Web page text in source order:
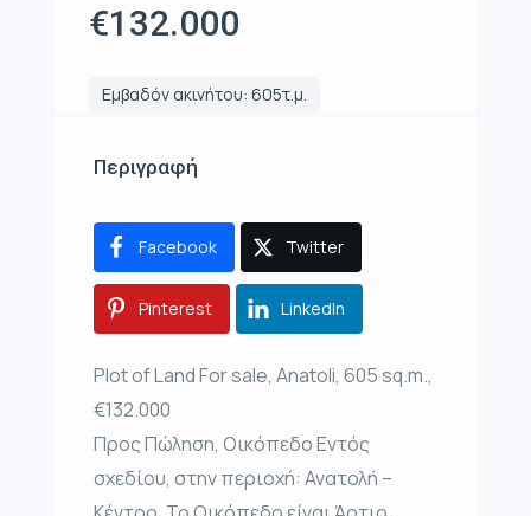
€132.000
Εμβαδόν ακινήτου: 605τ.μ.
Περιγραφή
Facebook Twitter
Pinterest LinkedIn
Plot of Land For sale, Anatoli, 605 sq.m.,
€132.000
Προς Πώληση, Οικόπεδο Εντός
σχεδίου, στην περιοχή: Ανατολή –